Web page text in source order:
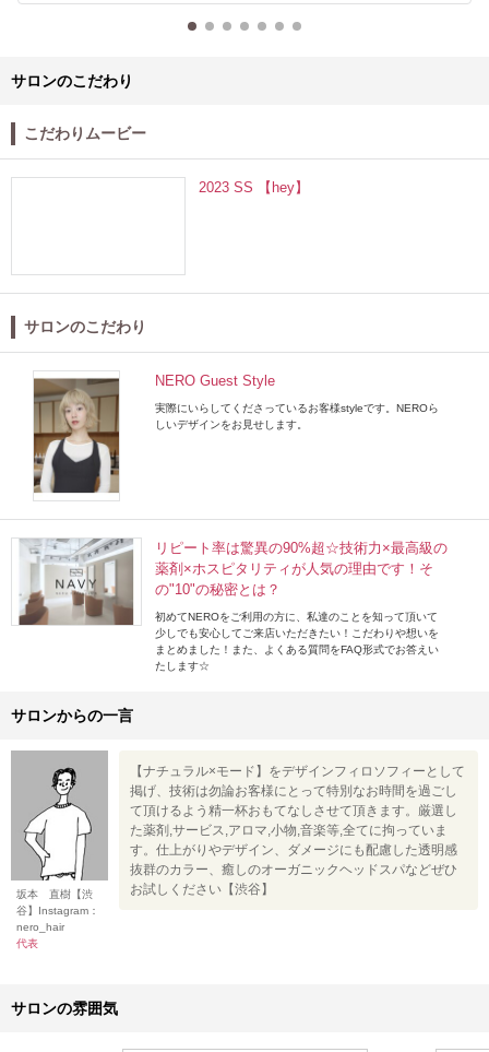
サロンのこだわり
こだわりムービー
2023 SS 【hey】
サロンのこだわり
NERO Guest Style
実際にいらしてくださっているお客様styleです。NEROら
しいデザインをお見せします。
リピート率は驚異の90%超☆技術力×最高級の
薬剤×ホスピタリティが人気の理由です！そ
の"10"の秘密とは？
初めてNEROをご利用の方に、私達のことを知って頂いて
少しでも安心してご来店いただきたい！こだわりや想いを
まとめました！また、よくある質問をFAQ形式でお答えい
たします☆
サロンからの一言
坂本 直樹【渋
谷】Instagram：
nero_hair
代表
【ナチュラル×モード】をデザインフィロソフィーとして
掲げ、技術は勿論お客様にとって特別なお時間を過ごし
て頂けるよう精一杯おもてなしさせて頂きます。厳選し
た薬剤,サービス,アロマ,小物,音楽等,全てに拘っていま
す。仕上がりやデザイン、ダメージにも配慮した透明感
抜群のカラー、癒しのオーガニックヘッドスパなどぜひ
お試しください【渋谷】
サロンの雰囲気